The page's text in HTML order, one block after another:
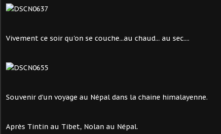
Vivement ce soir qu'on se couche...au chaud... au sec....
Souvenir d'un voyage au Népal dans la chaine himalayenne.
Après Tintin au Tibet, Nolan au Népal.